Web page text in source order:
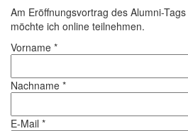
Am Eröffnungsvortrag des Alumni-
möchte ich online teilnehmen.
Vorname *
Nachname *
E-Mail *